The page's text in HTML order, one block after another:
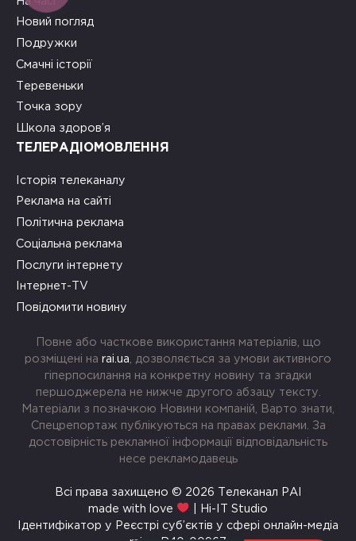
Новий погляд
Подружки
Смачні історії
Теревеньки
Точка зору
Школа здоров’я
ТЕЛЕРАДІОМОВЛЕННЯ
Історія телеканалу
Реклама на сайті
Політична реклама
Соціальна реклама
Послуги інтернету
Інтернет-TV
Повідомити новину
Повне або часткове використання матеріалів, що
розміщені на rai.ua , дозволяється за умови активного
гіперпосилання на конкретну новину та згадки
першоджерела не нижче другого абзацу тексту.
Матеріали з позначкою Новини компаній, Варто знати,
Спецрепортаж публікуються на правах реклами. За
достовірність рекламної інформації відповідальність
несе рекламодавець
Всі права захищено © 2026 Телеканал РАІ
made with love
| Hi-IT Studio
Ідентифікатор у Реєстрі суб’єктів у сфері онлайн-медіа